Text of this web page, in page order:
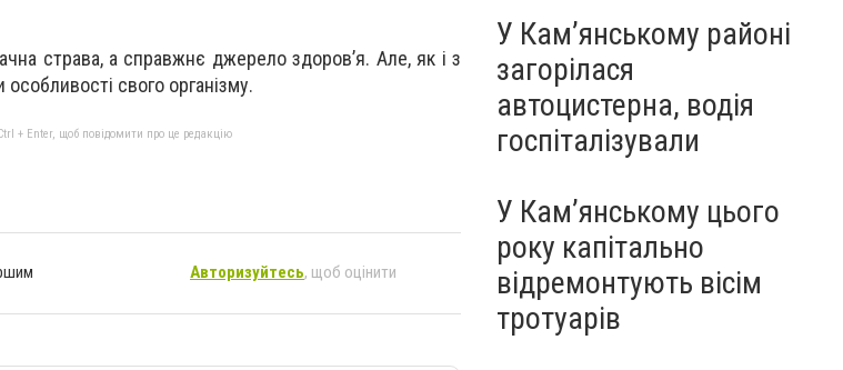
страва, а справжнє джерело здоров’я. Але, як і з
свого організму.
+ Enter, щоб повідомити про це редакцію
Авторизуйтесь, щоб оцінити
У Кам’янському районі
загорілася
автоцистерна, водія
госпіталізували
У Кам’янському цього
року капітально
відремонтують вісім
тротуарів